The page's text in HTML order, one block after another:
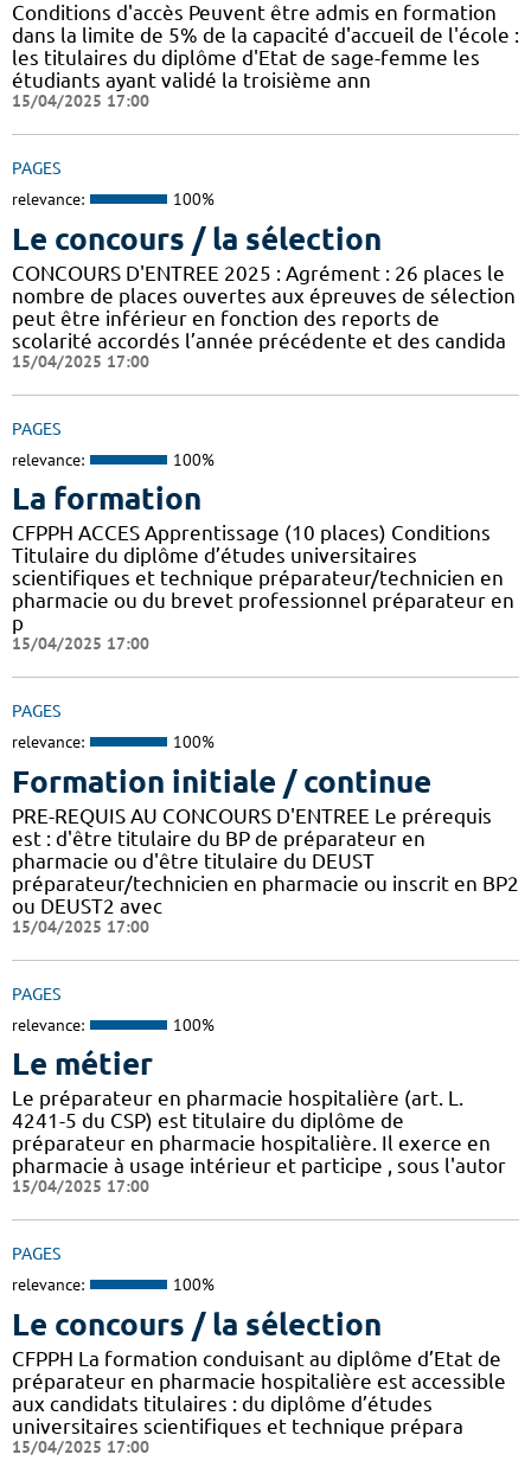
Conditions d'accès Peuvent être admis en formation
dans la limite de 5% de la capacité d'accueil de l'école :
les titulaires du diplôme d'Etat de sage-femme les
étudiants ayant validé la troisième ann
15/04/2025 17:00
PAGES
relevance: 100%
Le concours / la sélection
CONCOURS D'ENTREE 2025 : Agrément : 26 places le
nombre de places ouvertes aux épreuves de sélection
peut être inférieur en fonction des reports de
scolarité accordés l’année précédente et des candida
15/04/2025 17:00
PAGES
relevance: 100%
La formation
CFPPH ACCES Apprentissage (10 places) Conditions
Titulaire du diplôme d’études universitaires
scientifiques et technique préparateur/technicien en
pharmacie ou du brevet professionnel préparateur en
p
15/04/2025 17:00
PAGES
relevance: 100%
Formation initiale / continue
PRE-REQUIS AU CONCOURS D'ENTREE Le prérequis
est : d'être titulaire du BP de préparateur en
pharmacie ou d'être titulaire du DEUST
préparateur/technicien en pharmacie ou inscrit en BP2
ou DEUST2 avec
15/04/2025 17:00
PAGES
relevance: 100%
Le métier
Le préparateur en pharmacie hospitalière (art. L.
4241-5 du CSP) est titulaire du diplôme de
préparateur en pharmacie hospitalière. Il exerce en
pharmacie à usage intérieur et participe , sous l'autor
15/04/2025 17:00
PAGES
relevance: 100%
Le concours / la sélection
CFPPH La formation conduisant au diplôme d’Etat de
préparateur en pharmacie hospitalière est accessible
aux candidats titulaires : du diplôme d’études
universitaires scientifiques et technique prépara
15/04/2025 17:00